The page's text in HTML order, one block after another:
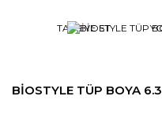
TAVSİYE ET
BİOSTYLE TÜP BOYA